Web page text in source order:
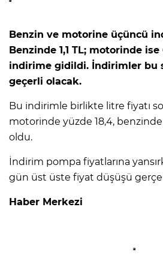
Benzin ve motorine üçüncü
Benzinde 1,1 TL; motorinde
indirime gidildi. İndirimler bu
geçerli olacak.
Bu indirimle birlikte litre fiyatı
motorinde yüzde 18,4, benzinde
oldu.
İndirim pompa fiyatlarına
gün üst üste fiyat düşüşü
Haber Merkezi